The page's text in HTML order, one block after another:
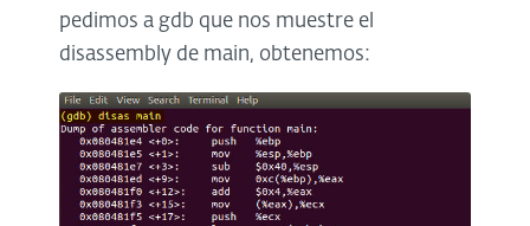
pedimos a gdb que nos muestre el
disassembly de main, obtenemos: